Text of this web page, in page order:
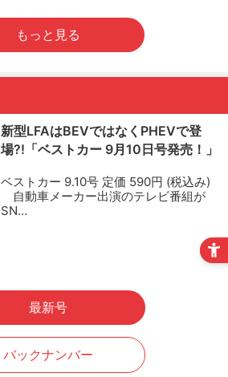
もっと見る
新型LFAはBEVではなくPHEVで登
場?!「ベストカー 9月10日号発売！」
ベストカー 9.10号 定価 590円 (税込み)
自動車メーカー出演のテレビ番組が
SN…
最新号
バックナンバー